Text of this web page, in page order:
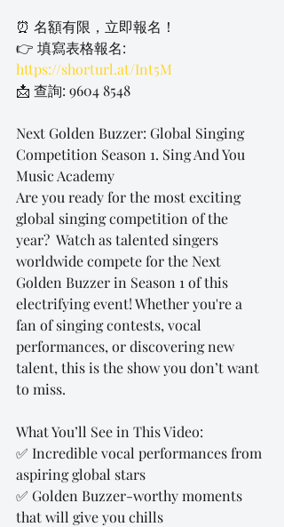
⏰ 名額有限，立即報名！
👉 填寫表格報名:
https://shorturl.at/Int5M
📩 查詢: 9604 8548
Next Golden Buzzer: Global Singing
Competition Season 1. Sing And You
Music Academy
Are you ready for the most exciting
global singing competition of the
year?  Watch as talented singers
worldwide compete for the Next
Golden Buzzer in Season 1 of this
electrifying event! Whether you're a
fan of singing contests, vocal
performances, or discovering new
talent, this is the show you don’t want
to miss.
What You’ll See in This Video:
✅ Incredible vocal performances from
aspiring global stars
✅ Golden Buzzer-worthy moments
that will give you chills